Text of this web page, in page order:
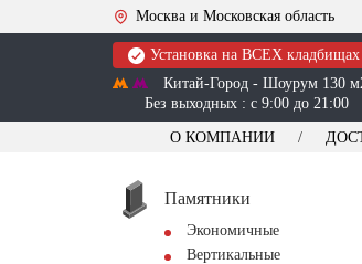
Москва и Московская область
Установка на ВСЕХ кладбищах
Китай-Город - Шоурум 130
Без выходных : с 9:00 до 21:00
О КОМПАНИИ
Памятники
Экономичные
Вертикальные